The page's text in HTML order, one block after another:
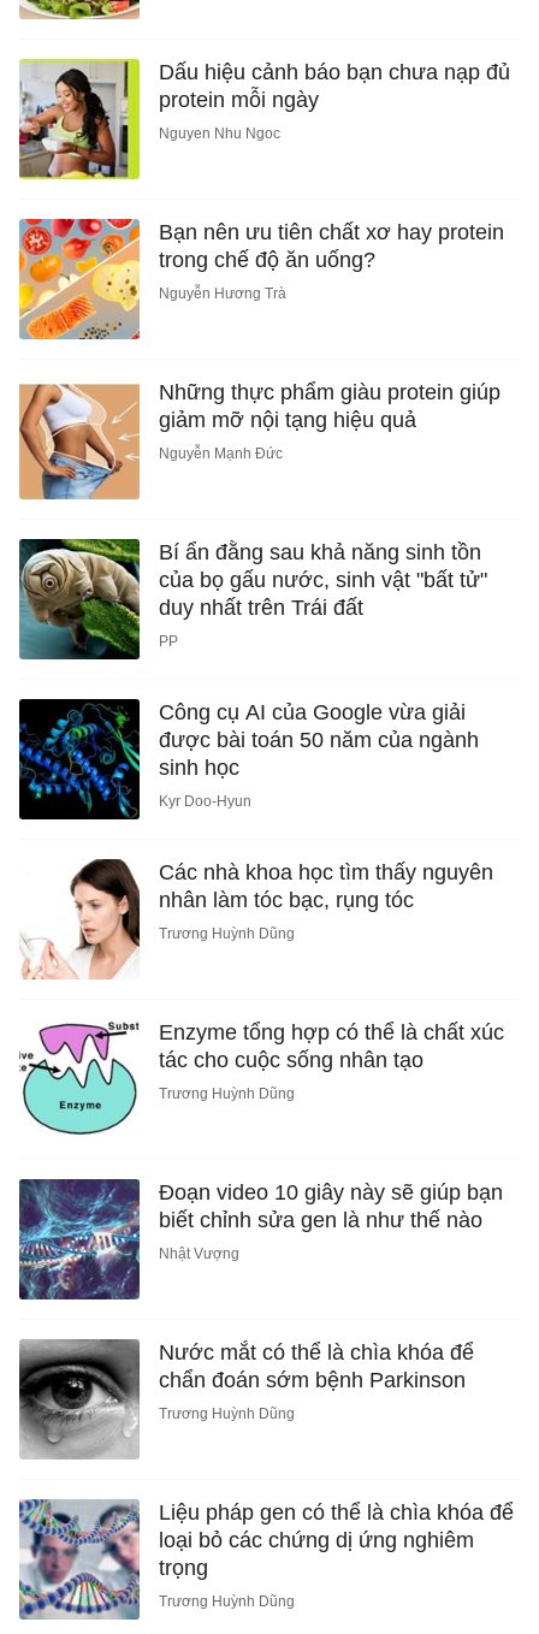
Dấu hiệu cảnh báo bạn chưa nạp đủ
protein mỗi ngày
Nguyen Nhu Ngoc
Bạn nên ưu tiên chất xơ hay protein
trong chế độ ăn uống?
Nguyễn Hương Trà
Những thực phẩm giàu protein giúp
giảm mỡ nội tạng hiệu quả
Nguyễn Mạnh Đức
Bí ẩn đằng sau khả năng sinh tồn
của bọ gấu nước, sinh vật "bất tử"
duy nhất trên Trái đất
PP
Công cụ AI của Google vừa giải
được bài toán 50 năm của ngành
sinh học
Kyr Doo-Hyun
Các nhà khoa học tìm thấy nguyên
nhân làm tóc bạc, rụng tóc
Trương Huỳnh Dũng
Enzyme tổng hợp có thể là chất xúc
tác cho cuộc sống nhân tạo
Trương Huỳnh Dũng
Đoạn video 10 giây này sẽ giúp bạn
biết chỉnh sửa gen là như thế nào
Nhật Vượng
Nước mắt có thể là chìa khóa để
chẩn đoán sớm bệnh Parkinson
Trương Huỳnh Dũng
Liệu pháp gen có thể là chìa khóa để
loại bỏ các chứng dị ứng nghiêm
trọng
Trương Huỳnh Dũng